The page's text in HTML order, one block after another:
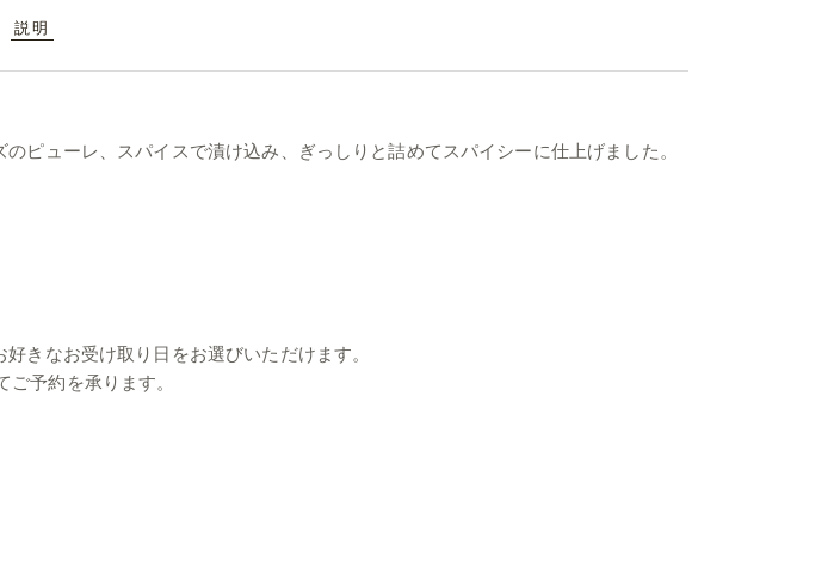
説明
ピューレ、スパイスで漬け込み、ぎっしりと詰めてスパイシーに仕上げました。
きなお受け取り日をお選びいただけます。
予約を承ります。